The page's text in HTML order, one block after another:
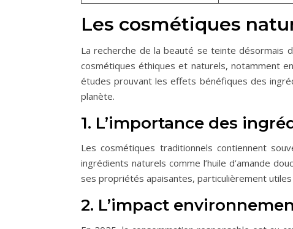
Les cosmétiques
La recherche de la beauté se teinte désormais
cosmétiques éthiques et naturels, notamment
études prouvant les effets bénéfiques des
planète.
1. L’importance des
Les cosmétiques traditionnels contiennent
ingrédients naturels comme l’huile d’amande
ses propriétés apaisantes, particulièrement
2. L’impact